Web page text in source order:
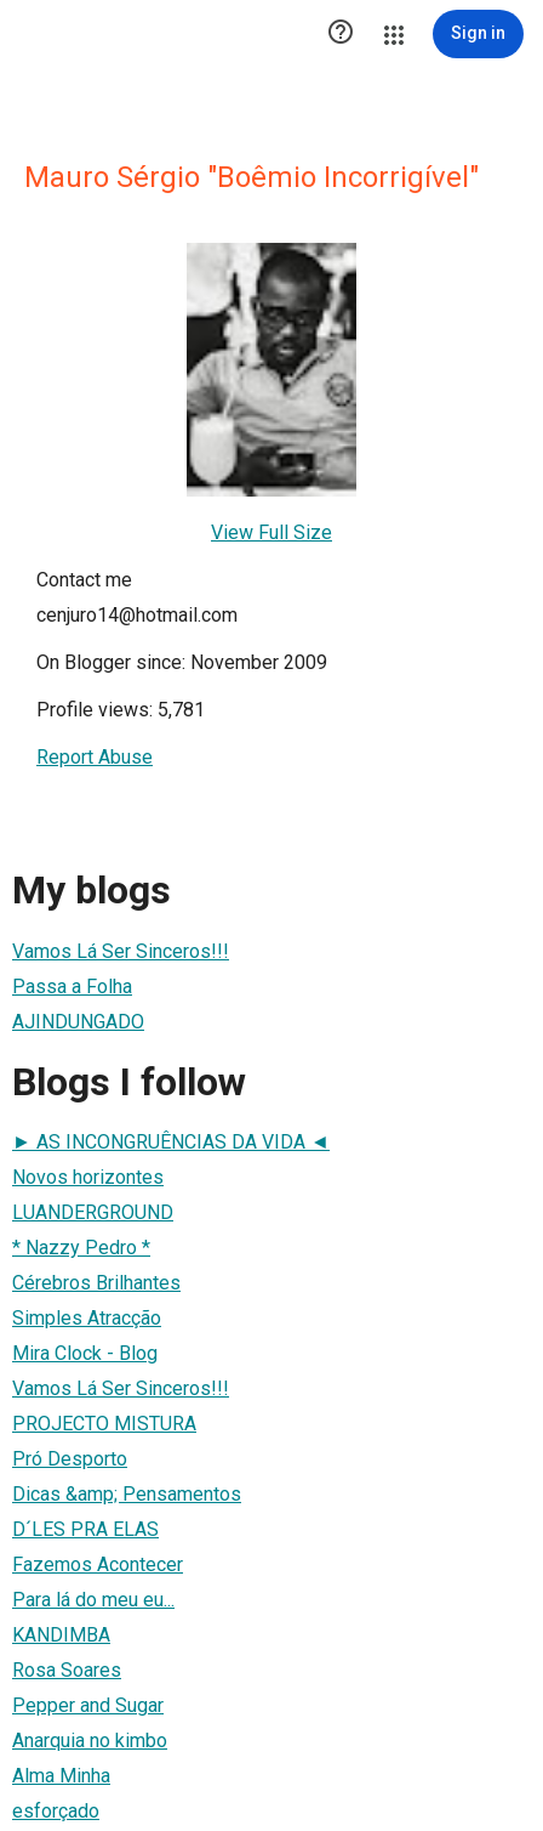
 Sign in
Mauro Sérgio "Boêmio Incorrigível"
View Full Size
Contact me
cenjuro14@hotmail.com
On Blogger since: November 2009
Profile views: 5,781
Report Abuse
My blogs
Vamos Lá Ser Sinceros!!!
Passa a Folha
AJINDUNGADO
Blogs I follow
► AS INCONGRUÊNCIAS DA VIDA ◄
Novos horizontes
LUANDERGROUND
* Nazzy Pedro *
Cérebros Brilhantes
Simples Atracção
Mira Clock - Blog
Vamos Lá Ser Sinceros!!!
PROJECTO MISTURA
Pró Desporto
Dicas &amp; Pensamentos
D´LES PRA ELAS
Fazemos Acontecer
Para lá do meu eu...
KANDIMBA
Rosa Soares
Pepper and Sugar
Anarquia no kimbo
Alma Minha
esforçado